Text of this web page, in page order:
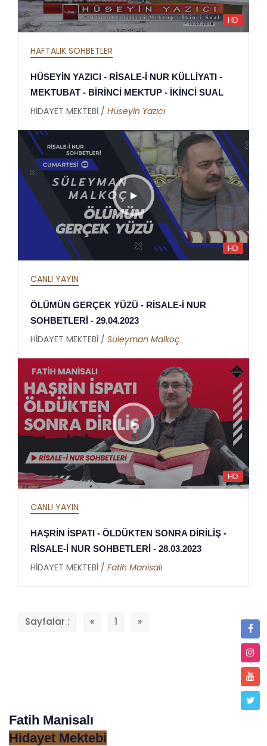
HD
HAFTALIK SOHBETLER
HÜSEYİN YAZICI - RİSALE-İ NUR KÜLLİYATI -
MEKTUBAT - BİRİNCİ MEKTUP - İKİNCİ SUAL
HİDAYET MEKTEBİ / Hüseyin Yazıcı
HD
CANLI YAYIN
ÖLÜMÜN GERÇEK YÜZÜ - RİSALE-İ NUR
SOHBETLERİ - 29.04.2023
HİDAYET MEKTEBİ / Süleyman Malkoç
HD
CANLI YAYIN
HAŞRİN İSPATI - ÖLDÜKTEN SONRA DİRİLİŞ -
RİSALE-İ NUR SOHBETLERİ - 28.03.2023
HİDAYET MEKTEBİ / Fatih Manisalı
Sayfalar : « 1 »
Fatih Manisalı
Hidayet Mektebi